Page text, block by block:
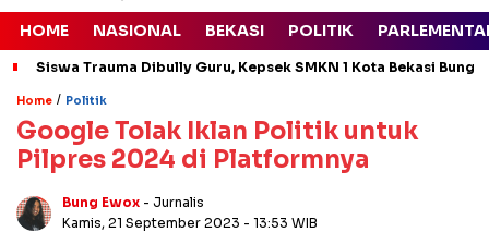
HOME NASIONAL BEKASI POLITIK
Siswa Trauma Dibully Guru, Kepsek SMKN 1 Kota Bekasi
Home / Politik
Google Tolak Iklan Politik untuk
Pilpres 2024 di Platformnya
Bung Ewox - Jurnalis
Kamis, 21 September 2023 - 13:53 WIB